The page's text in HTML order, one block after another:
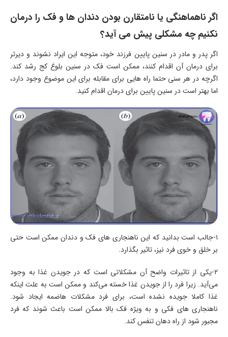
اگر ناهماهنگی یا نامتقارن بودن دندان ها و فک را درمان
نکنیم چه مشکلی پیش می آید؟
اگر پدر و مادر در سنین پایین فرزند خود، متوجه این ایراد نشوند و دیرتر
برای درمان آن اقدام کنند، ممکن است فک در سنین بلوغ کج رشد کند.
اگرچه در هر سنی حتما راه هایی برای مقابله برای این موضوع وجود دارد،
اما بهتر است در سنین پایین برای درمان اقدام کنید.
۱-جالب است بدانید که این ناهنجاری های فک و دندان ممکن است حتی
بر خلق و خوی فرد نیز، تاثیر بگذارد.
۲-یکی از تاثیرات واضح آن مشکلاتی است که در جویدن غذا به وجود
می‌آید. زیرا فرد را از جویدن غذا خسته می‌کند و ممکن است به علت اینکه
غذا کاملا جویده نشده است، برای فرد مشکلات هاضمه ایجاد شود.
ناهنجاری های فکی و به ویژه فک بالا ممکن است باعث شوند که فرد
مجبور شود از راه دهان تنفس کند.